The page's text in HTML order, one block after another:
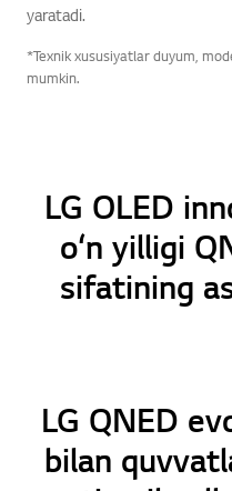
yaratadi.
*Texnik xususiyatlar duyum,
mumkin.
LG OLED
o‘n yilligi
sifatining
LG QNED
bilan